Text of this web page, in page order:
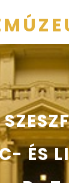
ÉS